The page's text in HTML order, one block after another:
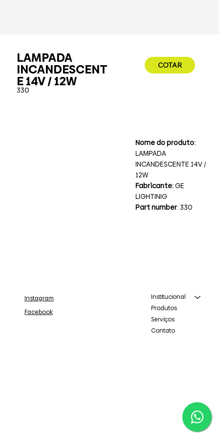
LAMPADA
INCANDESCENT
E 14V / 12W
330
COTAR
Nome do produto:
LAMPADA
INCANDESCENTE 14V /
12W
Fabricante:GE
LIGHTINIG
Part number: 330
Institucional
Produtos
Serviços
Contato
Instagram
Facebook